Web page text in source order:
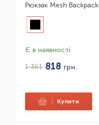
Рюкзак Mesh Backpack
Є в наявності
1 361 818 грн.
Купити